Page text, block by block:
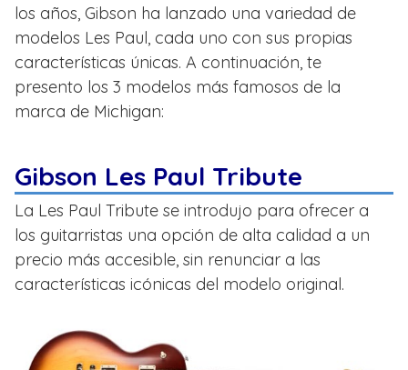
los años, Gibson ha lanzado una variedad de
modelos Les Paul, cada uno con sus propias
características únicas. A continuación, te
presento los 3 modelos más famosos de la
marca de Michigan:
Gibson Les Paul Tribute
La Les Paul Tribute se introdujo para ofrecer a
los guitarristas una opción de alta calidad a un
precio más accesible, sin renunciar a las
características icónicas del modelo original.